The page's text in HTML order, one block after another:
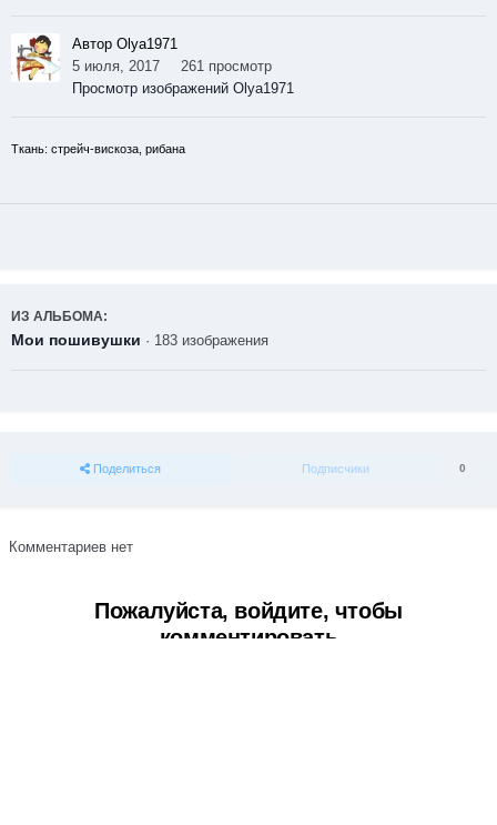
Автор Olya1971
5 июля, 2017
261 просмотр
Просмотр изображений Olya1971
Ткань: стрейч-вискоза, рибана
ИЗ АЛЬБОМА:
Мои пошивушки · 183 изображения
Поделиться Подписчики 0
Комментариев нет
Пожалуйста, войдите, чтобы
комментировать